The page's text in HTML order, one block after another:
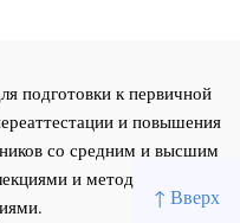
↑ Вверх
подготовки к первичной
и повышения
со средним и высшим
и методическими